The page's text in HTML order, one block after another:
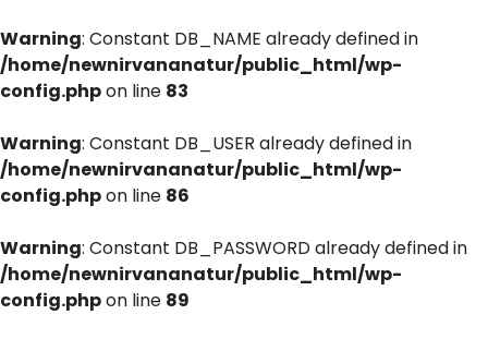
Warning: Constant DB_NAME already defined in
/home/newnirvananatur/public_html/wp-
config.phpon line 83
Warning: Constant DB_USER already defined in
/home/newnirvananatur/public_html/wp-
config.phpon line 86
Warning: Constant DB_PASSWORD already defined in
/home/newnirvananatur/public_html/wp-
config.phpon line 89